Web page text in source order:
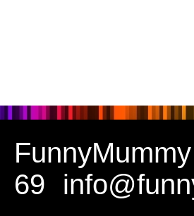
FunnyMummy
69